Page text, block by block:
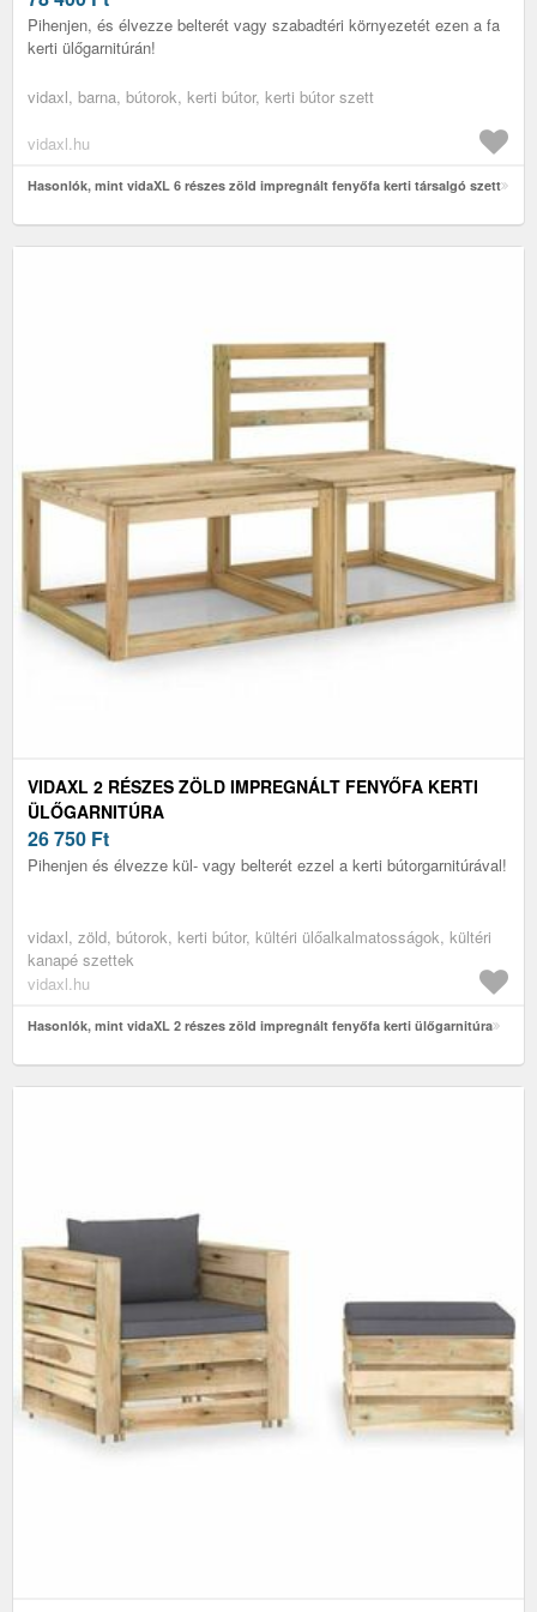
Pihenjen, és élvezze belterét vagy szabadtéri környezetét ezen a fa
kerti ülőgarnitúrán!
vidaxl, barna, bútorok, kerti bútor, kerti bútor szett
vidaxl.hu
Hasonlók, mint vidaXL 6 részes zöld impregnált fenyőfa kerti társalgó szett
VIDAXL 2 RÉSZES ZÖLD IMPREGNÁLT FENYŐFA KERTI
ÜLŐGARNITÚRA
26 750 Ft
Pihenjen és élvezze kül- vagy belterét ezzel a kerti bútorgarnitúrával!
vidaxl, zöld, bútorok, kerti bútor, kültéri ülőalkalmatosságok, kültéri
kanapé szettek
vidaxl.hu
Hasonlók, mint vidaXL 2 részes zöld impregnált fenyőfa kerti ülőgarnitúra